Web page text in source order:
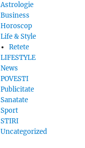
Astrologie
Business
Horoscop
Life & Style
Retete
LIFESTYLE
News
POVESTI
Publicitate
Sanatate
Sport
STIRI
Uncategorized